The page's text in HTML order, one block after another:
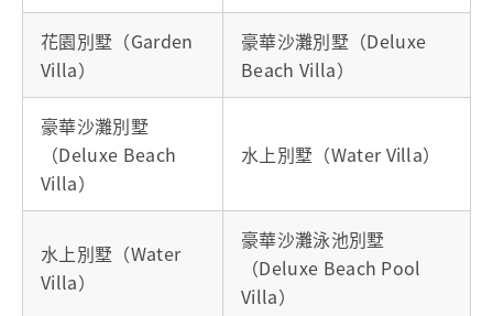
花園別墅（Garden
Villa）
豪華沙灘別墅（Deluxe
Beach Villa）
豪華沙灘別墅
（Deluxe Beach
Villa）
水上別墅（Water Villa）
水上別墅（Water
Villa）
豪華沙灘泳池別墅
（Deluxe Beach Pool
Villa）